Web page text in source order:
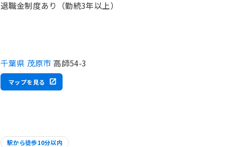
退職金制度あり（勤続3年以上）
千葉県 茂原市 高師54-3
マップを見る
駅から徒歩10分以内